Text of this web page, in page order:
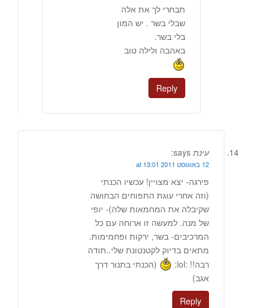
תבחרי לך את אלה
שבלי בשר . יש המון
בלי בשר.
באהבה ולילה טוב
Reply
עינת says:
12 באוגוסט 2011 at 13:01
פירגה- יצא מצויין! עכשיו הכנתי
(וזה אחרי עוגת התפוחים הבחושה
שקיבלה את המחמאות שלה)- יופי
של מנה. למעשה זו ארוחה עם כל
המרכיבים- בשר, ירקות ופחמימות.
מתאים בדיוק לקטנטונת שלי..תודה
רבה!! :lol:
(הכנתי בתנור דרך
אגב)
Reply